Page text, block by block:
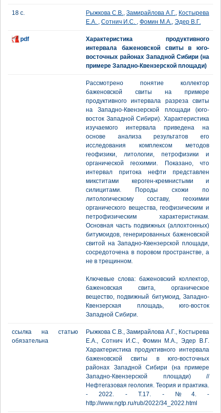
18 с. Рыжкова С.В., Замирайлова А.Г., Костырева
Е.А. , Сотнич И.С. , Фомин М.А., Эдер В.Г.
pdf
Характеристика продуктивного
интервала баженовской свиты в юго-
восточных районах Западной Сибири (на
примере Западно-Квензерской площади)
Рассмотрено понятие коллектор
баженовской свиты на примере
продуктивного интервала разреза свиты
на Западно-Квензерской площади (юго-
восток Западной Сибири). Характеристика
изучаемого интервала приведена на
основе анализа результатов его
исследования комплексом методов
геофизики, литологии, петрофизики и
органической геохимии. Показано, что
интервал притока нефти представлен
микститами кероген-кремнистыми и
силицитами. Породы схожи по
литологическому составу, геохимии
органического вещества, геофизическим и
петрофизическим характеристикам.
Основная часть подвижных (аллохтонных)
битумоидов, генерированных баженовской
свитой на Западно-Квензерской площади,
сосредоточена в поровом пространстве, а
не в трещинном.
Ключевые слова: баженовский коллектор,
баженовская свита, органическое
вещество, подвижный битумоид, Западно-
Квензерская площадь, юго-восток
Западной Сибири.
ссылка на статью
обязательна
Рыжкова С.В., Замирайлова А.Г., Костырева
Е.А., Сотнич И.С., Фомин М.А., Эдер В.Г.
Характеристика продуктивного интервала
баженовской свиты в юго-восточных
районах Западной Сибири (на примере
Западно-Квензерской площади) //
Нефтегазовая геология. Теория и практика.
- 2022. - Т.17. - №4. -
http://www.ngtp.ru/rub/2022/34_2022.html